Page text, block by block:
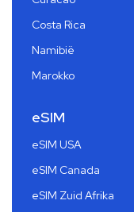
Costa Rica
Namibië
Marokko
eSIM
eSIM USA
eSIM Canada
eSIM Zuid Afrika